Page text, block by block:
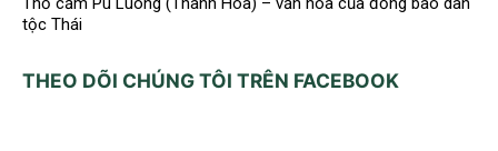
tộc Thái
THEO DÕI CHÚNG TÔI TRÊN FACEBOOK